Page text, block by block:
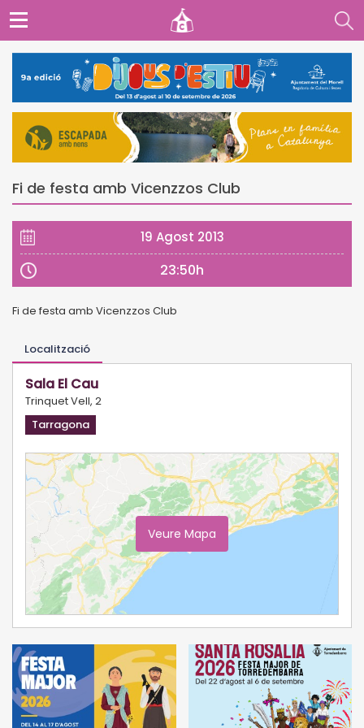
Fi de festa amb Vicenzzos Club
19 Agost 2013
23:50h
Fi de festa amb Vicenzzos Club
Localització
Sala El Cau
Trinquet Vell, 2
Tarragona
Veure Mapa